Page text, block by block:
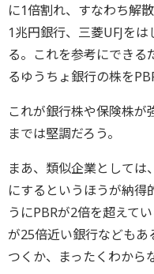
に1倍割れ、すなわち解
1兆円銀行、三菱UFJを
る。これを参考にできる
るゆうちょ銀行の株を
これが銀行株や保険株
までは堅調だろう。
まあ、類似企業として
にするというほうが納得
うにPBRが2倍を超えて
が25倍近い銀行なども
つくか、まったくわから